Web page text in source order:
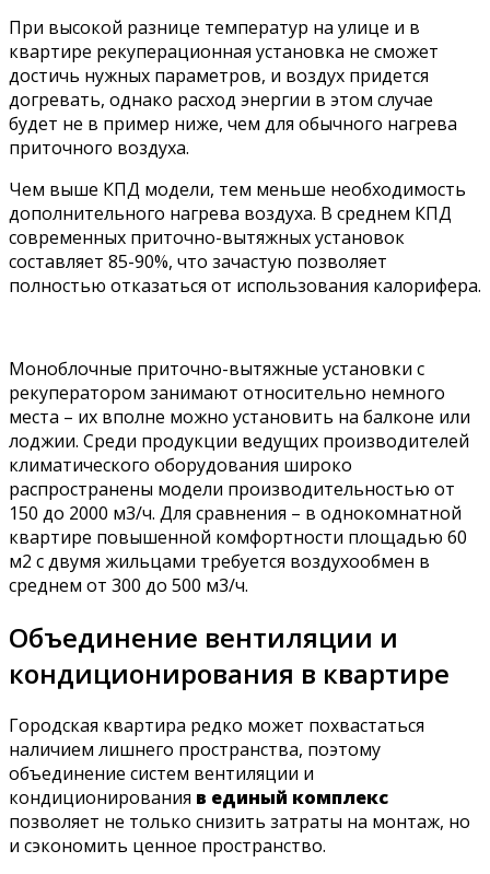
При высокой разнице температур на улице и в
квартире рекуперационная установка не сможет
достичь нужных параметров, и воздух придется
догревать, однако расход энергии в этом случае
будет не в пример ниже, чем для обычного нагрева
приточного воздуха.
Чем выше КПД модели, тем меньше необходимость
дополнительного нагрева воздуха. В среднем КПД
современных приточно-вытяжных установок
составляет 85-90%, что зачастую позволяет
полностью отказаться от использования калорифера.
Моноблочные приточно-вытяжные установки с
рекуператором занимают относительно немного
места – их вполне можно установить на балконе или
лоджии. Среди продукции ведущих производителей
климатического оборудования широко
распространены модели производительностью от
150 до 2000 м3/ч. Для сравнения – в однокомнатной
квартире повышенной комфортности площадью 60
м2 с двумя жильцами требуется воздухообмен в
среднем от 300 до 500 м3/ч.
Объединение вентиляции и
кондиционирования в квартире
Городская квартира редко может похвастаться
наличием лишнего пространства, поэтому
объединение систем вентиляции и
кондиционирования в единый комплекс
позволяет не только снизить затраты на монтаж, но
и сэкономить ценное пространство.